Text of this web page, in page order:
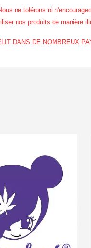
ne tolérons ni
nos produits de manière
DANS DE NOMBREUX